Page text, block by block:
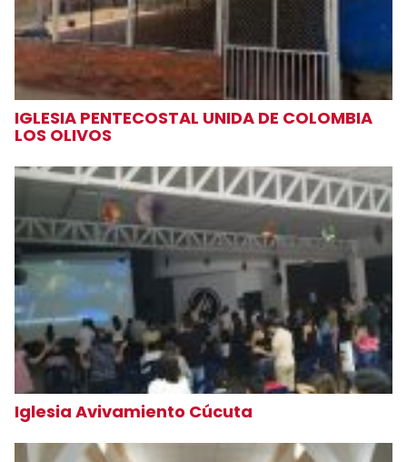
IGLESIA PENTECOSTAL UNIDA DE COLOMBIA
LOS OLIVOS
Iglesia Avivamiento Cúcuta